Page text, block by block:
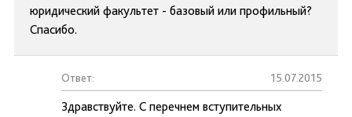
юридический факультет - базовый или профильный?
Спасибо.
Ответ: 15.07.2015
Здравствуйте. С перечнем вступительных